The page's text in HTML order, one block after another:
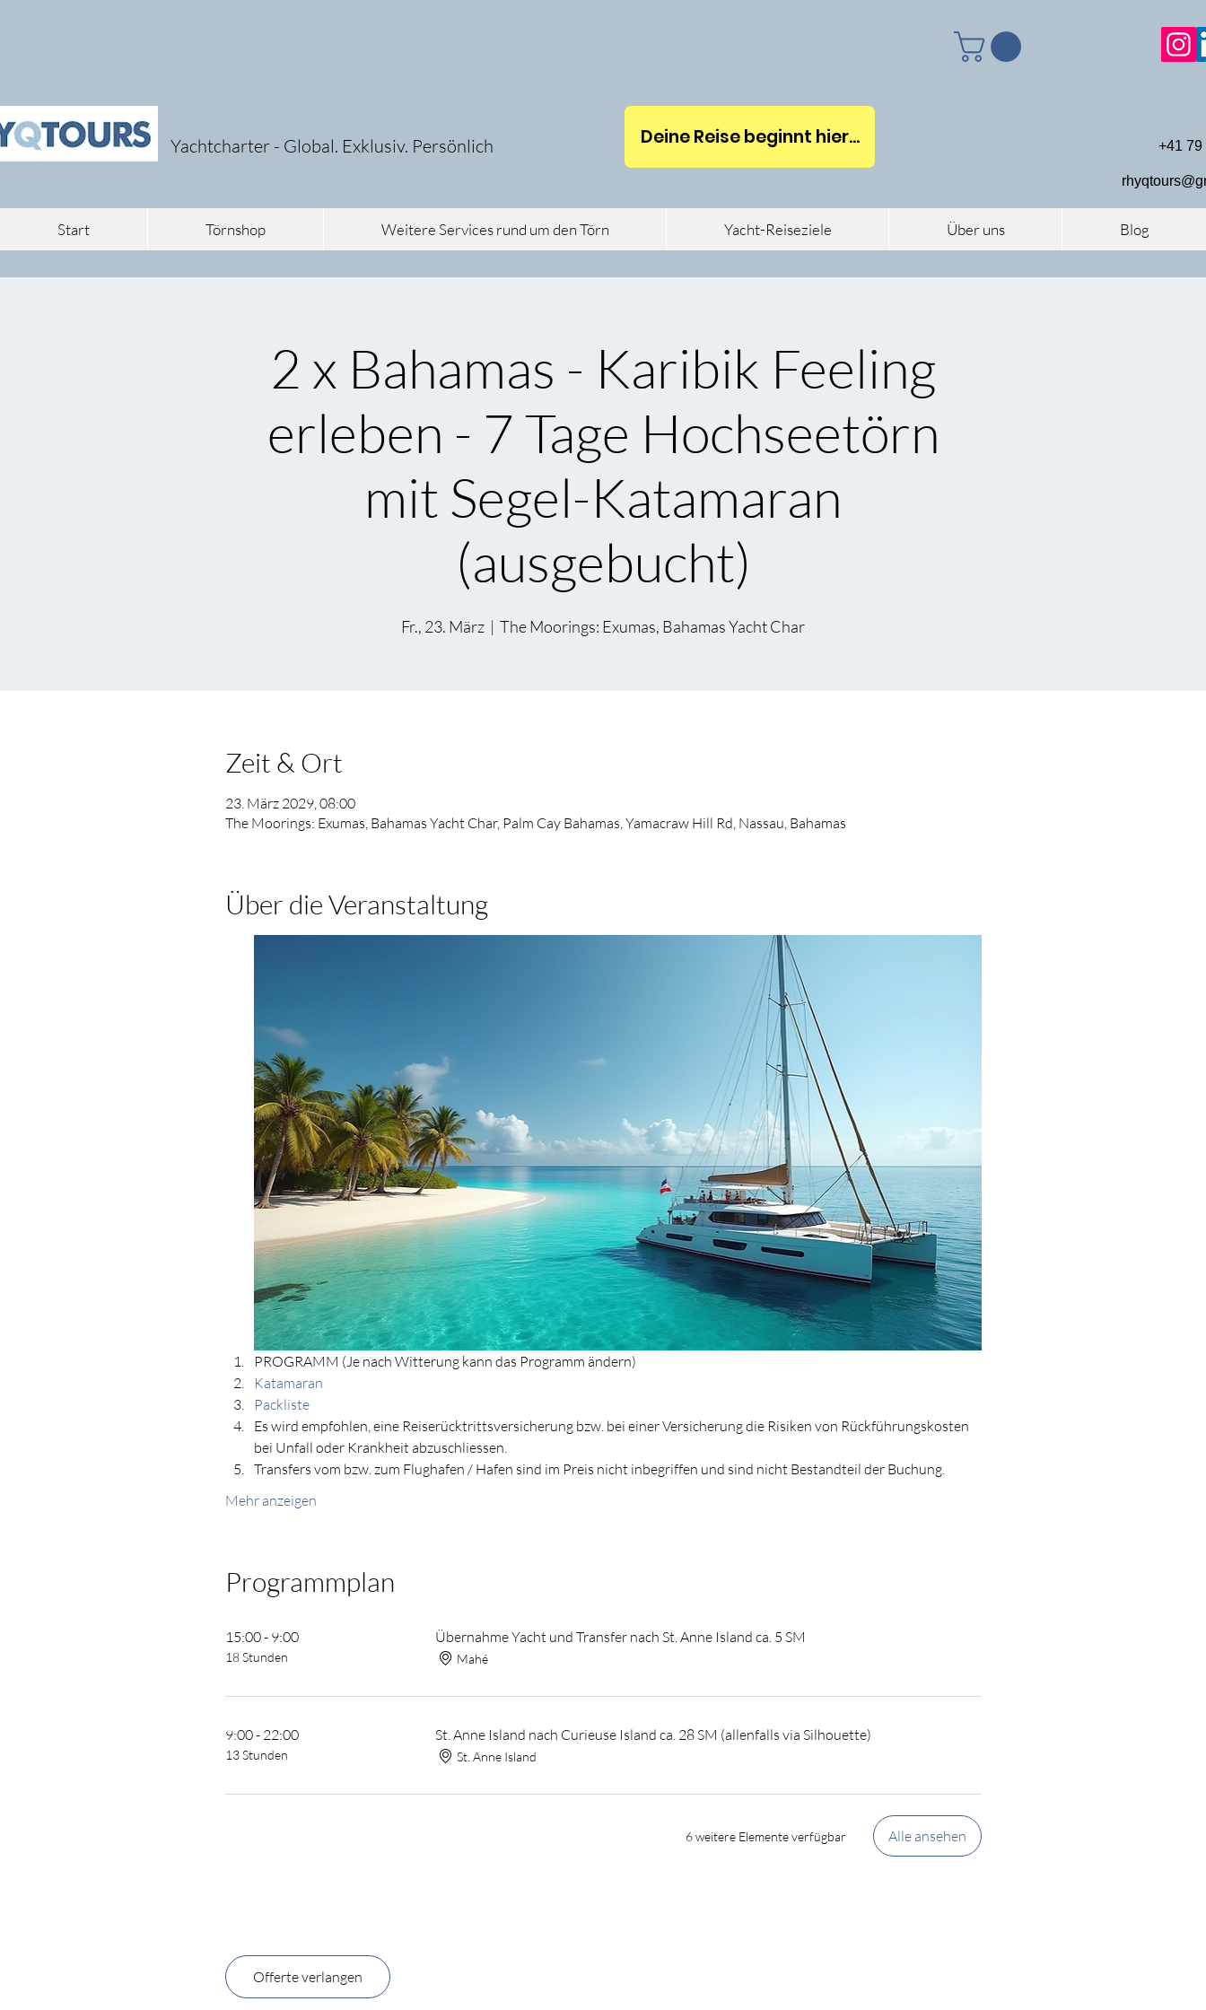
Yachtcharter - Global. Exklusiv. Persönlich Deine Reise beginnt hier... +41 79
Start Törnshop Weitere Services rund um den Törn Yacht-Reiseziele Über uns Blog
2 x Bahamas - Karibik Feeling
erleben - 7 Tage Hochseetörn
mit Segel-Katamaran
(ausgebucht)
Fr., 23. März
  |
The Moorings: Exumas, Bahamas Yacht Char
Zeit & Ort
23. März 2029, 08:00
The Moorings: Exumas, Bahamas Yacht Char, Palm Cay Bahamas, Yamacraw Hill Rd, Nassau, Bahamas
Über die Veranstaltung
PROGRAMM (Je nach Witterung kann das Programm ändern)
Katamaran
Packliste
Es wird empfohlen, eine Reiserücktrittsversicherung bzw. bei einer Versicherung die Risiken von Rückführungskosten
bei Unfall oder Krankheit abzuschliessen.
Transfers vom bzw. zum Flughafen / Hafen sind im Preis nicht inbegriffen und sind nicht Bestandteil der Buchung.
Mehr anzeigen
Programmplan
15:00 - 9:00
18 Stunden
Übernahme Yacht und Transfer nach St. Anne Island ca. 5 SM
Mahé
9:00 - 22:00
13 Stunden
St. Anne Island nach Curieuse Island ca. 28 SM (allenfalls via Silhouette)
St. Anne Island
6 weitere Elemente verfügbar Alle ansehen
Offerte verlangen